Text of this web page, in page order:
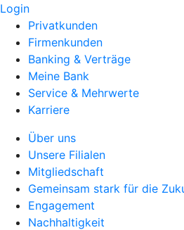
Login
Privatkunden
Firmenkunden
Banking & Verträge
Meine Bank
Service & Mehrwerte
Karriere
Über uns
Unsere Filialen
Mitgliedschaft
Gemeinsam stark für die
Engagement
Nachhaltigkeit